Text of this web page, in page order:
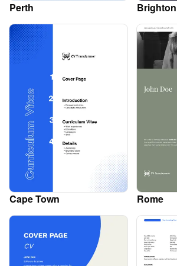
Perth Brighton
Cape Town Rome